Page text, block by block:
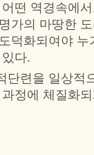
떤 역경속에
가의 마땅한
덕화되여야
다.
단련을 일상적
정에 체질화